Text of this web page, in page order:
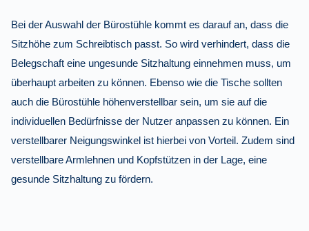
Bei der Auswahl der Bürostühle kommt es darauf an, dass die
Sitzhöhe zum Schreibtisch passt. So wird verhindert, dass die
Belegschaft eine ungesunde Sitzhaltung einnehmen muss, um
überhaupt arbeiten zu können. Ebenso wie die Tische sollten
auch die Bürostühle höhenverstellbar sein, um sie auf die
individuellen Bedürfnisse der Nutzer anpassen zu können. Ein
verstellbarer Neigungswinkel ist hierbei von Vorteil. Zudem sind
verstellbare Armlehnen und Kopfstützen in der Lage, eine
gesunde Sitzhaltung zu fördern.